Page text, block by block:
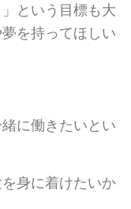
という目標も大
を持ってほしい
に働きたいとい
身に着けたいか